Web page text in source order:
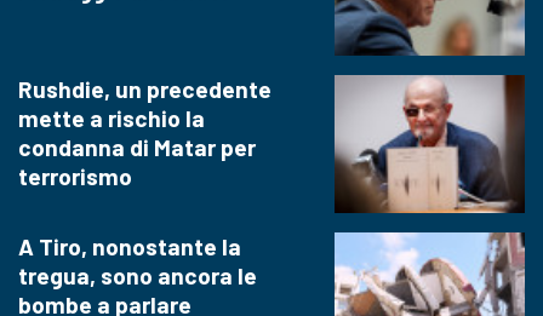
Rushdie, un precedente
mette a rischio la
condanna di Matar per
terrorismo
A Tiro, nonostante la
tregua, sono ancora le
bombe a parlare